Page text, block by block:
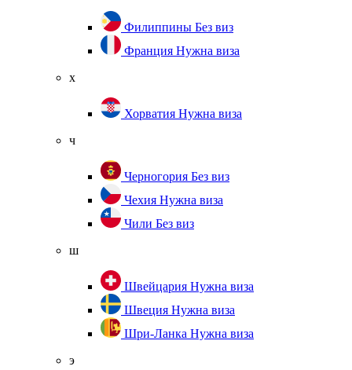
Филиппины Без виз
Франция Нужна виза
х
Хорватия Нужна виза
ч
Черногория Без виз
Чехия Нужна виза
Чили Без виз
ш
Швейцария Нужна виза
Швеция Нужна виза
Шри-Ланка Нужна виза
э